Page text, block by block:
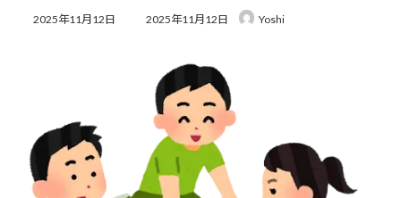
2025年11月12日
最
時
2025年11月12日 Yoshi